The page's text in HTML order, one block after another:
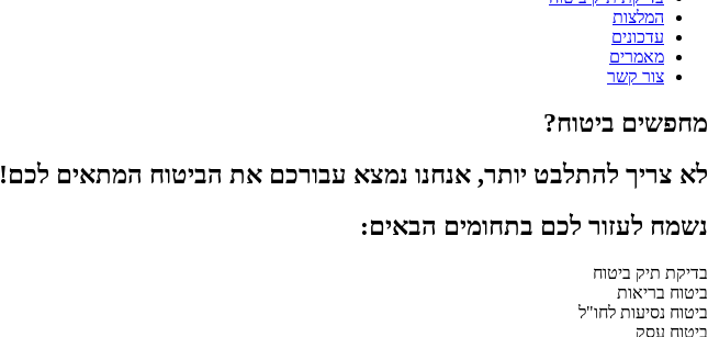
המלצות
עדכונים
מאמרים
צור קשר
מחפשים ביטוח?
לא צריך להתלבט יותר, אנחנו נמצא עבורכם את הביטוח המתאים לכם!
נשמח לעזור לכם בתחומים הבאים:
בדיקת תיק ביטוח
ביטוח בריאות
ביטוח נסיעות לחו"ל
ביטוח עסק